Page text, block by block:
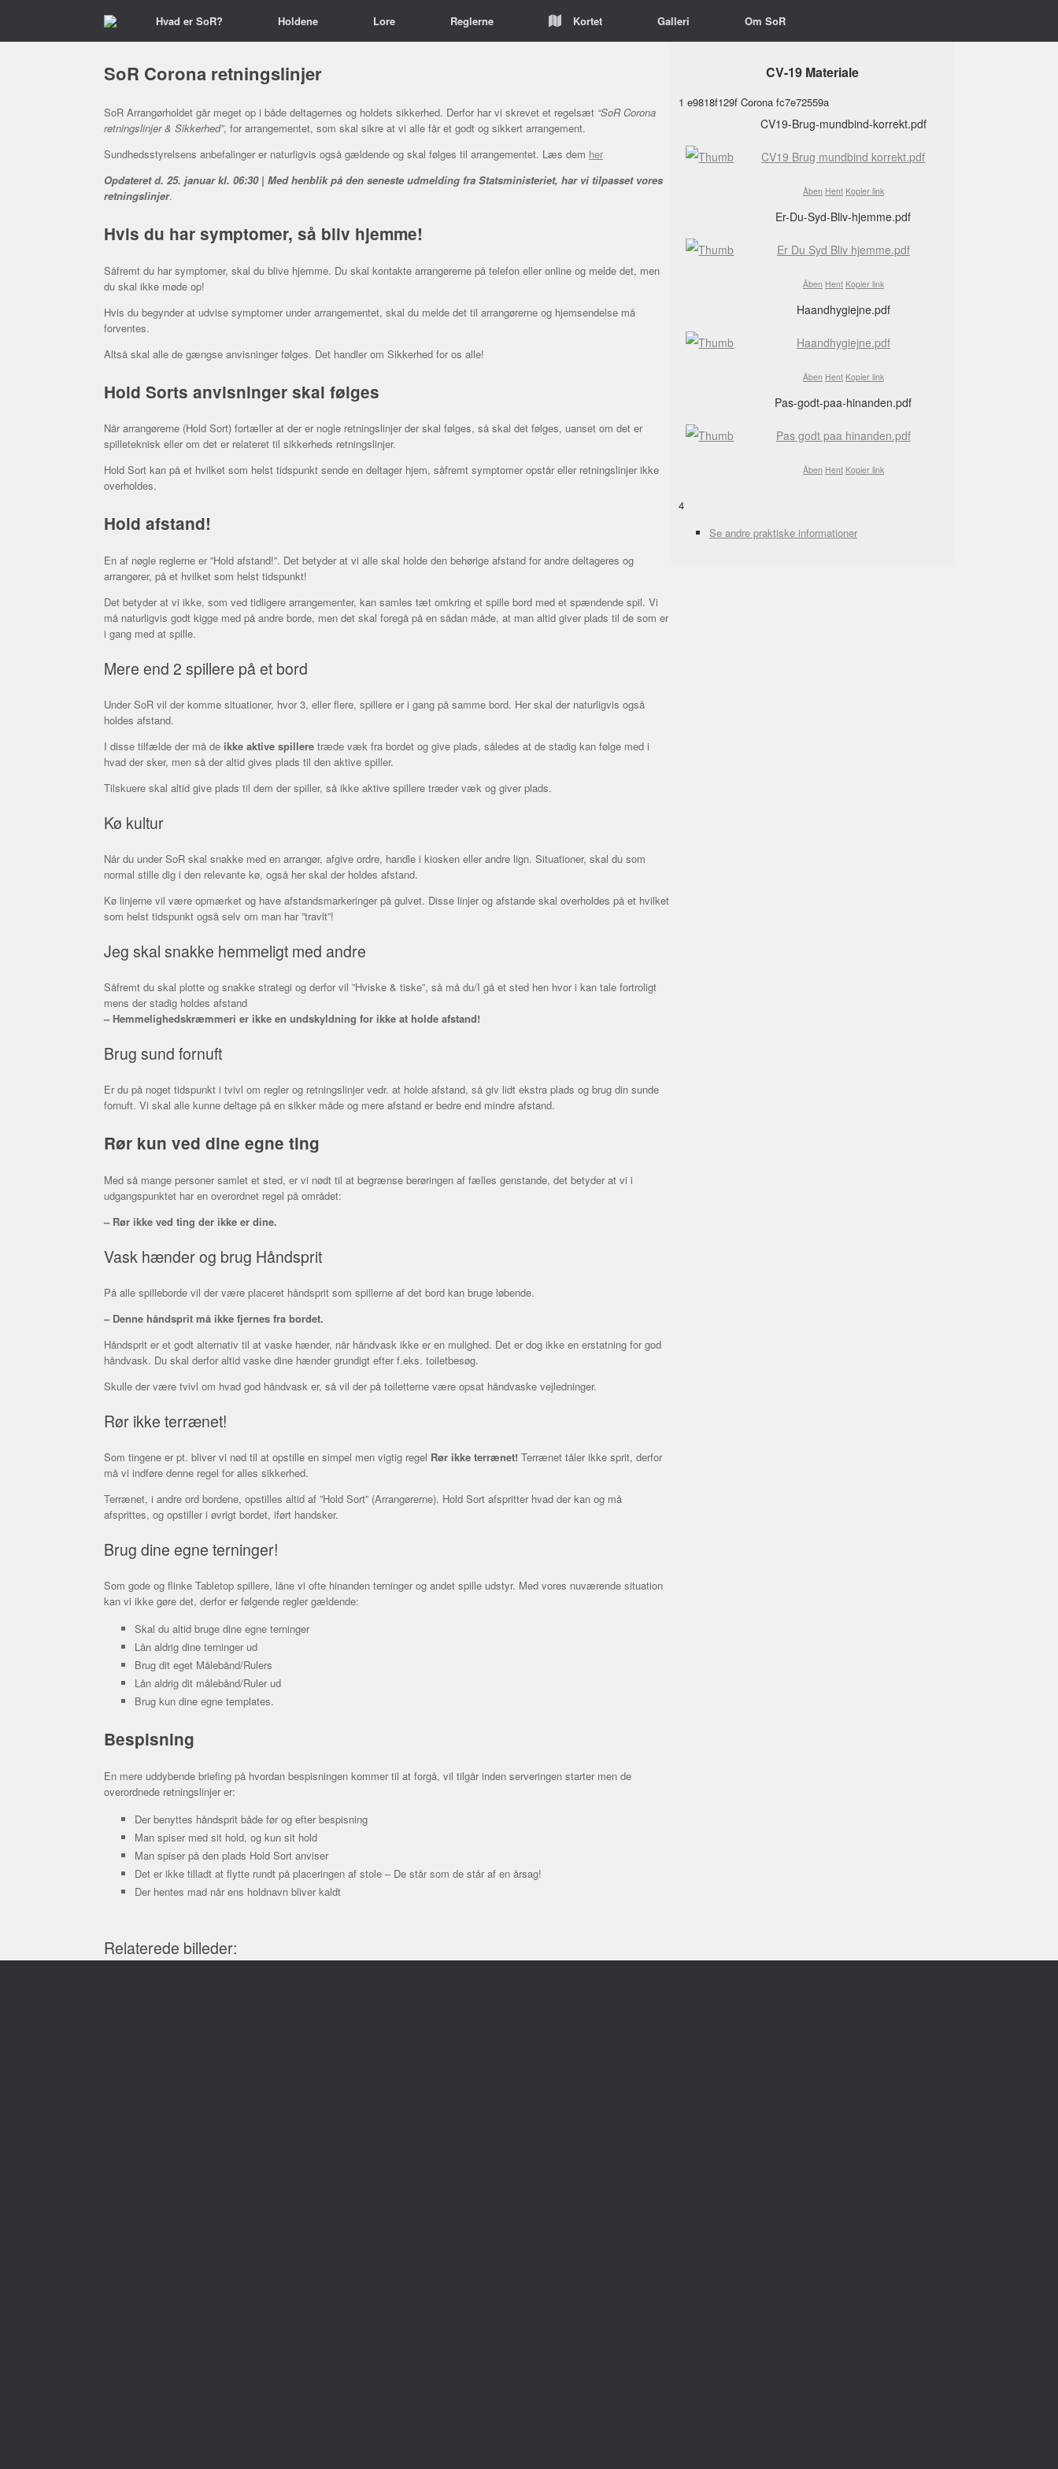
Hvad er SoR? Holdene Lore Reglerne Kortet Galleri Om SoR
SoR Corona retningslinjer
SoR Arrangørholdet går meget op i både deltagernes og holdets sikkerhed. Derfor har vi skrevet et regelsæt “SoR Corona
retningslinjer & Sikkerhed”, for arrangementet, som skal sikre at vi alle får et godt og sikkert arrangement.
Sundhedsstyrelsens anbefalinger er naturligvis også gældende og skal følges til arrangementet. Læs dem her
Opdateret d. 25. januar kl. 06:30 | Med henblik på den seneste udmelding fra Statsministeriet, har vi tilpasset vores
retningslinjer.
Hvis du har symptomer, så bliv hjemme!
Såfremt du har symptomer, skal du blive hjemme. Du skal kontakte arrangørerne på telefon eller online og melde det, men
du skal ikke møde op!
Hvis du begynder at udvise symptomer under arrangementet, skal du melde det til arrangørerne og hjemsendelse må
forventes.
Altså skal alle de gængse anvisninger følges. Det handler om Sikkerhed for os alle!
Hold Sorts anvisninger skal følges
Når arrangørerne (Hold Sort) fortæller at der er nogle retningslinjer der skal følges, så skal det følges, uanset om det er
spilleteknisk eller om det er relateret til sikkerheds retningslinjer.
Hold Sort kan på et hvilket som helst tidspunkt sende en deltager hjem, såfremt symptomer opstår eller retningslinjer ikke
overholdes.
Hold afstand!
En af nøgle reglerne er ”Hold afstand!”. Det betyder at vi alle skal holde den behørige afstand for andre deltageres og
arrangører, på et hvilket som helst tidspunkt!
Det betyder at vi ikke, som ved tidligere arrangementer, kan samles tæt omkring et spille bord med et spændende spil. Vi
må naturligvis godt kigge med på andre borde, men det skal foregå på en sådan måde, at man altid giver plads til de som er
i gang med at spille.
Mere end 2 spillere på et bord
Under SoR vil der komme situationer, hvor 3, eller flere, spillere er i gang på samme bord. Her skal der naturligvis også
holdes afstand.
I disse tilfælde der må de ikke aktive spillere træde væk fra bordet og give plads, således at de stadig kan følge med i
hvad der sker, men så der altid gives plads til den aktive spiller.
Tilskuere skal altid give plads til dem der spiller, så ikke aktive spillere træder væk og giver plads.
Kø kultur
Når du under SoR skal snakke med en arrangør, afgive ordre, handle i kiosken eller andre lign. Situationer, skal du som
normal stille dig i den relevante kø, også her skal der holdes afstand.
Kø linjerne vil være opmærket og have afstandsmarkeringer på gulvet. Disse linjer og afstande skal overholdes på et hvilket
som helst tidspunkt også selv om man har ”travlt”!
Jeg skal snakke hemmeligt med andre
Såfremt du skal plotte og snakke strategi og derfor vil ”Hviske & tiske”, så må du/I gå et sted hen hvor i kan tale fortroligt
mens der stadig holdes afstand
– Hemmelighedskræmmeri er ikke en undskyldning for ikke at holde afstand!
Brug sund fornuft
Er du på noget tidspunkt i tvivl om regler og retningslinjer vedr. at holde afstand, så giv lidt ekstra plads og brug din sunde
fornuft. Vi skal alle kunne deltage på en sikker måde og mere afstand er bedre end mindre afstand.
Rør kun ved dine egne ting
Med så mange personer samlet et sted, er vi nødt til at begrænse berøringen af fælles genstande, det betyder at vi i
udgangspunktet har en overordnet regel på området:
– Rør ikke ved ting der ikke er dine.
Vask hænder og brug Håndsprit
På alle spilleborde vil der være placeret håndsprit som spillerne af det bord kan bruge løbende.
– Denne håndsprit må ikke fjernes fra bordet.
Håndsprit er et godt alternativ til at vaske hænder, når håndvask ikke er en mulighed. Det er dog ikke en erstatning for god
håndvask. Du skal derfor altid vaske dine hænder grundigt efter f.eks. toiletbesøg.
Skulle der være tvivl om hvad god håndvask er, så vil der på toiletterne være opsat håndvaske vejledninger.
Rør ikke terrænet!
Som tingene er pt. bliver vi nød til at opstille en simpel men vigtig regel Rør ikke terrænet! Terrænet tåler ikke sprit, derfor
må vi indføre denne regel for alles sikkerhed.
Terrænet, i andre ord bordene, opstilles altid af ”Hold Sort” (Arrangørerne). Hold Sort afspritter hvad der kan og må
afsprittes, og opstiller i øvrigt bordet, iført handsker.
Brug dine egne terninger!
Som gode og flinke Tabletop spillere, låne vi ofte hinanden terninger og andet spille udstyr. Med vores nuværende situation
kan vi ikke gøre det, derfor er følgende regler gældende:
Skal du altid bruge dine egne terninger
Lån aldrig dine terninger ud
Brug dit eget Målebånd/Rulers
Lån aldrig dit målebånd/Ruler ud
Brug kun dine egne templates.
Bespisning
En mere uddybende briefing på hvordan bespisningen kommer til at forgå, vil tilgår inden serveringen starter men de
overordnede retningslinjer er:
Der benyttes håndsprit både før og efter bespisning
Man spiser med sit hold, og kun sit hold
Man spiser på den plads Hold Sort anviser
Det er ikke tilladt at flytte rundt på placeringen af stole – De står som de står af en årsag!
Der hentes mad når ens holdnavn bliver kaldt
CV-19 Materiale
1 e9818f129f Corona fc7e72559a
CV19-Brug-mundbind-korrekt.pdf
CV19 Brug mundbind korrekt.pdf
Åben Hent Kopier link
Er-Du-Syd-Bliv-hjemme.pdf
Er Du Syd Bliv hjemme.pdf
Åben Hent Kopier link
Haandhygiejne.pdf
Haandhygiejne.pdf
Åben Hent Kopier link
Pas-godt-paa-hinanden.pdf
Pas godt paa hinanden.pdf
Åben Hent Kopier link
4
Se andre praktiske informationer
Relaterede billeder: